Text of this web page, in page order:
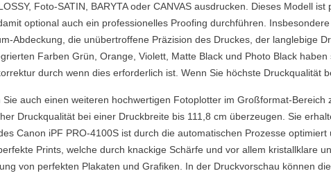
Foto-SATIN, BARYTA oder CANVAS ausdrucken. Dieses Modell
optional auch ein professionelles Proofing durchführen.
Abdeckung, die unübertroffene Präzision des Druckes, der langlebige
Farben Grün, Orange, Violett, Matte Black und Photo Black
durch wenn dies erforderlich ist. Wenn Sie höchste Druckqualität
auch einen weiteren hochwertigen Fotoplotter im Großformat-
Druckqualität bei einer Druckbreite bis 111,8 cm überzeugen. Sie
Canon iPF PRO-4100S ist durch die automatischen Prozesse
Prints, welche durch knackige Schärfe und vor allem kristallklare
von perfekten Plakaten und Grafiken. In der Druckvorschau können